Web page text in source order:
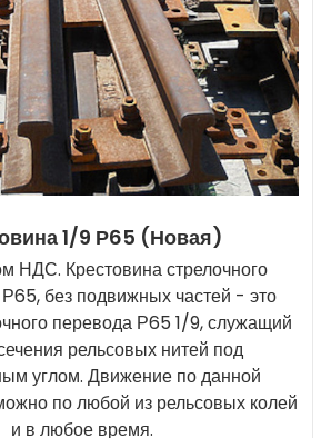
1/9 Р65 (новая)
НДС. Крестовина стрелочного
без подвижных частей - это
перевода Р65 1/9, служащий
рельсовых нитей под
углом. Движение по данной
по любой из рельсовых колей
и в любое время.